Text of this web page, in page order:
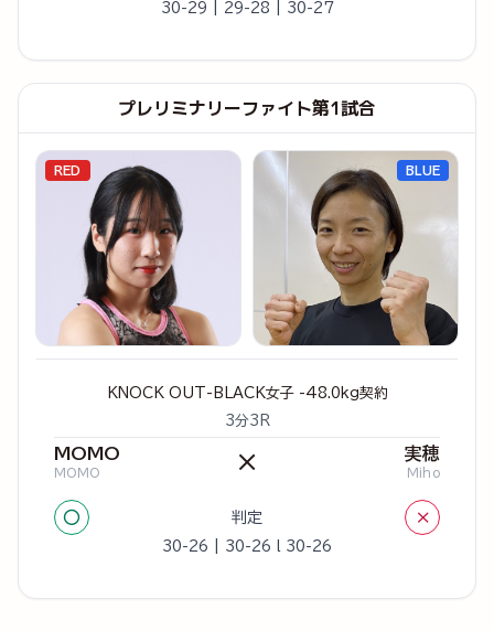
30-29 | 29-28 | 30-27
プレリミナリーファイト第1試合
RED
KNOCK OUT-BLACK女子 -48.0kg契約
3分3R
MOMO
MOMO × 実穂
Miho
○ 判定 ×
30-26 | 30-26 l 30-26
BLUE